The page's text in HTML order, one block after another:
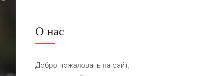
О нас
Добро пожаловать на сайт,